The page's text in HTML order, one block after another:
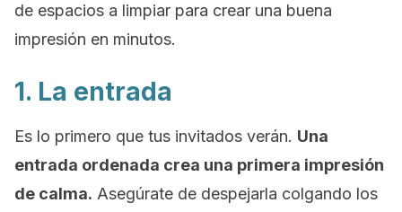
de espacios a limpiar para crear una buena
impresión en minutos.
1. La entrada
Es lo primero que tus invitados verán. Una
entrada ordenada crea una primera impresión
de calma. Asegúrate de despejarla colgando los